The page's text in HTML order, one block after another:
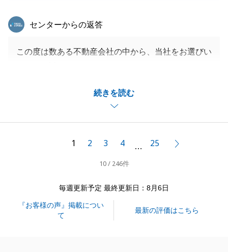
続きを読む
東急リバブル
センターからの返答
この度は数ある不動産会社の中から、当社をお選びい
ただけたようで安心いたしました。
K様に辛抱強くお待ちいただきましたおかげで、良い
買主様を見つけることができたと思います。
お気軽にお問い合わせくださいませ。
1 2 3 4 … 25
10 / 246件
毎週更新予定 最終更新日：8月6日
『お客様の声』掲載につい
て
最新の評価はこちら